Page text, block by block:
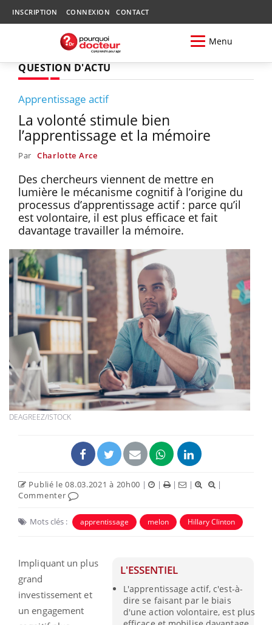
INSCRIPTION CONNEXION CONTACT
Menu
QUESTION D'ACTU
Apprentissage actif
La volonté stimule bien
l’apprentissage et la mémoire
Par Charlotte Arce
Des chercheurs viennent de mettre en
lumière le mécanisme cognitif à l’origine du
processus d’apprentissage actif : parce qu’il
est volontaire, il est plus efficace et fait
davantage travailler la mémoire.
DEAGREEZ/ISTOCK
Publié le 08.03.2021 à 20h00 | | | |
|
Commenter
Mots clés : apprentissage melon Hillary Clinton
L'ESSENTIEL
L'apprentissage actif, c'est-à-
dire se faisant par le biais
d'une action volontaire, est plus
Impliquant un plus
grand
investissement et
un engagement